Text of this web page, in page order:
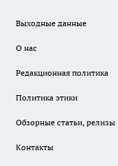
Выходные данные
О нас
Редакционная политика
Политика этики
Обзорные статьи, релизы
Контакты